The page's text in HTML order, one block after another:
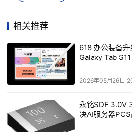
相关推荐
618 办公装备
Galaxy Tab
2026年05月26日
永铭SDF 3.0V
决AI服务器